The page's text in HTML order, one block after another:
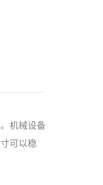
机械设备
可以稳